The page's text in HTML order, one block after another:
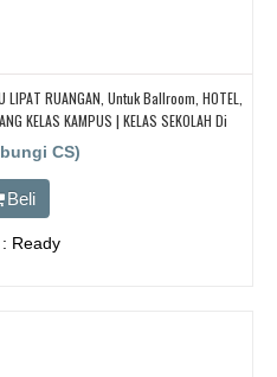
RUANGAN, Untuk Ballroom, HOTEL,
KELAS KAMPUS | KELAS SEKOLAH Di
BEKASI, TANGERANG
CS)
Beli
Ready